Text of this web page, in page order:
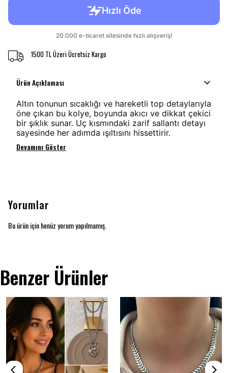
1500 TL Üzeri Ücretsiz Kargo
Ürün Açıklaması
Altın tonunun sıcaklığı ve hareketli top detaylarıyla
öne çıkan bu kolye, boyunda akıcı ve dikkat çekici
bir şıklık sunar. Uç kısmındaki zarif sallantı detayı
sayesinde her adımda ışıltısını hissettirir.
Devamını Göster
Yorumlar
Bu ürün için henüz yorum yapılmamış.
Benzer Ürünler